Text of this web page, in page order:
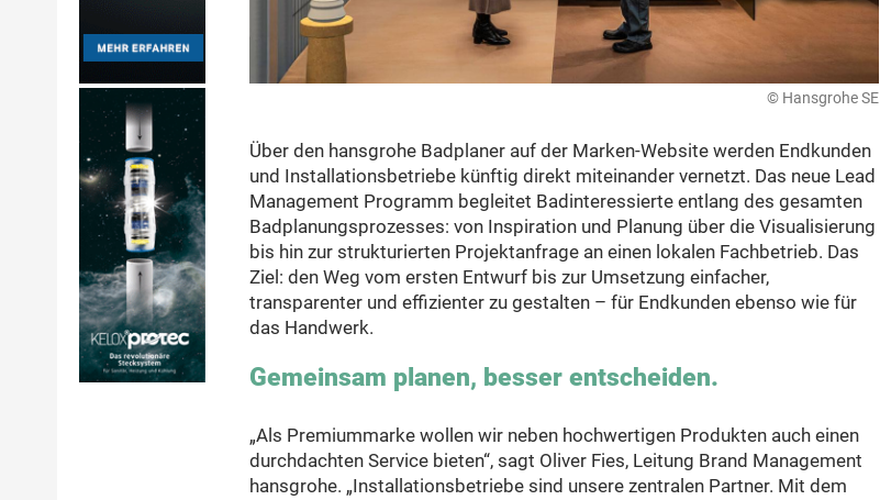
© Hansgrohe SE
Über den hansgrohe Badplaner auf der Marken-Website werden Endkunden
und Installationsbetriebe künftig direkt miteinander vernetzt. Das neue Lead
Management Programm begleitet Badinteressierte entlang des gesamten
Badplanungsprozesses: von Inspiration und Planung über die Visualisierung
bis hin zur strukturierten Projektanfrage an einen lokalen Fachbetrieb. Das
Ziel: den Weg vom ersten Entwurf bis zur Umsetzung einfacher,
transparenter und effizienter zu gestalten – für Endkunden ebenso wie für
das Handwerk.
Gemeinsam planen, besser entscheiden.
„Als Premiummarke wollen wir neben hochwertigen Produkten auch einen
durchdachten Service bieten“, sagt Oliver Fies, Leitung Brand Management
hansgrohe. „Installationsbetriebe sind unsere zentralen Partner. Mit dem